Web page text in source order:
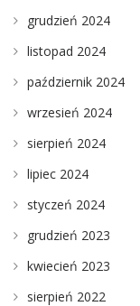
grudzień 2024
listopad 2024
październik 2024
wrzesień 2024
sierpień 2024
lipiec 2024
styczeń 2024
grudzień 2023
kwiecień 2023
sierpień 2022